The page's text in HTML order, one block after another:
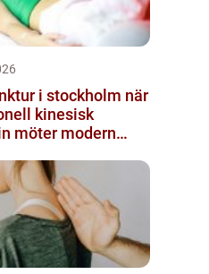
i stockholm när
kinesisk
möter modern